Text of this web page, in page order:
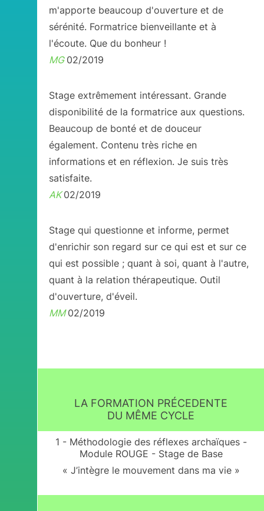
m'apporte beaucoup d'ouverture et de
sérénité. Formatrice bienveillante et à
l'écoute. Que du bonheur !
MG 02/2019
Stage extrêmement intéressant. Grande
disponibilité de la formatrice aux questions.
Beaucoup de bonté et de douceur
également. Contenu très riche en
informations et en réflexion. Je suis très
satisfaite.
AK02/2019
Stage qui questionne et informe, permet
d'enrichir son regard sur ce qui est et sur ce
qui est possible ; quant à soi, quant à l'autre,
quant à la relation thérapeutique. Outil
d'ouverture, d'éveil.
MM02/2019
LA FORMATION PRÉCEDENTE
DU MÊME CYCLE
1 - Méthodologie des réflexes archaïques -
Module ROUGE - Stage de Base
« J’intègre le mouvement dans ma vie »